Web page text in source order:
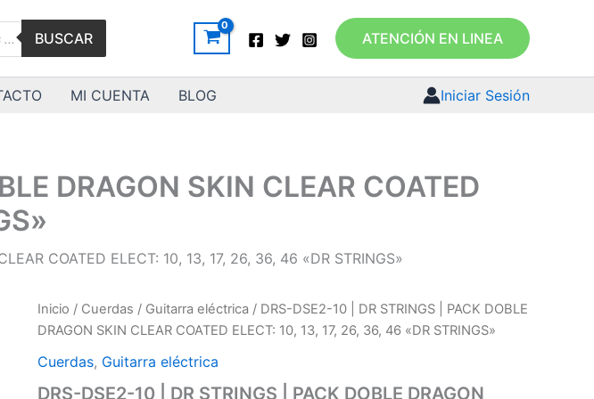
BUSCAR ATENCIÓN EN LINEA
MI CUENTA BLOG Iniciar Sesión
DRAGON SKIN CLEAR COATED
COATED ELECT: 10, 13, 17, 26, 36, 46 «DR STRINGS»
Inicio / Cuerdas / Guitarra eléctrica / DRS-DSE2-10 | DR STRINGS | PACK DOBLE
DRAGON SKIN CLEAR COATED ELECT: 10, 13, 17, 26, 36, 46 «DR STRINGS»
Cuerdas, Guitarra eléctrica
DRS-DSE2-10 | DR STRINGS | PACK DOBLE DRAGON
DRS-
DSE2-
|
STRINGS